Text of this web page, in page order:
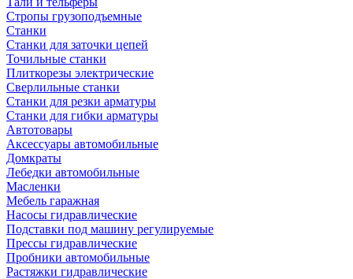
Стропы грузоподъемные
Станки
Станки для заточки цепей
Точильные станки
Плиткорезы электрические
Сверлильные станки
Станки для резки арматуры
Станки для гибки арматуры
Автотовары
Аксессуары автомобильные
Домкраты
Лебедки автомобильные
Масленки
Мебель гаражная
Насосы гидравлические
Подставки под машину регулируемые
Прессы гидравлические
Пробники автомобильные
Растяжки гидравлические